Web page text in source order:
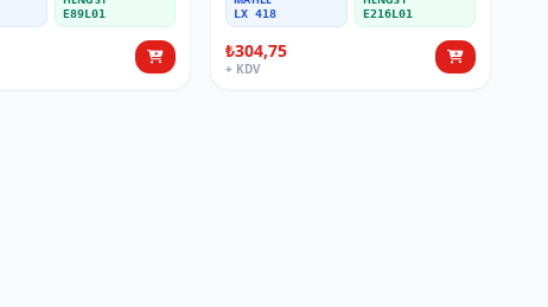
E89L01 LX 418 E216L01
₺304,75
+ KDV